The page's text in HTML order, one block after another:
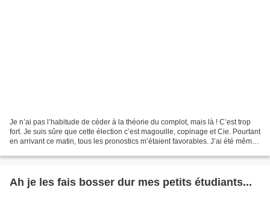
Je n’ai pas l’habitude de céder à la théorie du complot, mais là ! C’est trop
fort. Je suis sûre que cette élection c’est magouille, copinage et Cie. Pourtant
en arrivant ce matin, tous les pronostics m’étaient favorables. J’ai été même
Ah je les fais bosser dur mes petits étudiants...